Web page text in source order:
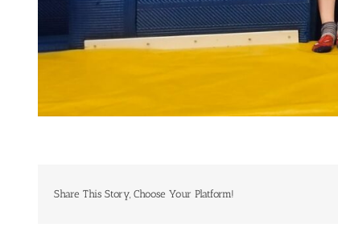
Share This Story, Choose Your Platform!